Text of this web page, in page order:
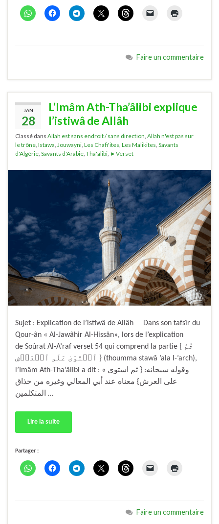
Faire un commentaire
JAN
28
L’Imâm Ath-Tha’âlibi explique
l’istiwâ de Allâh
Classé dans Allah est sans endroit / sans direction Allah n'est pas sur
le trône Istawa Jouwayni Les Chafi'ites Les Malikites Savants
d'Algérie Savants d'Arabie Tha'alibi ►Verset
Sujet : Explication de l’istiwâ de Allâh Dans son tafsîr du
Qour-ân « Al-Jawâhir Al-Hissân», lors de l’explication
de Soûrat Al-A’raf verset 54 qui comprend la partie { ثُمَّ
ٱسۡتَوَىٰ عَلَى ٱلۡعَرۡشِ } (thoumma stawâ ’ala l-’arch),
l’Imâm Ath-Tha’âlibi a dit : « وقوله سبحانه:‏ ‏{‏ ثم استوى
على العرش‏}‏ معناه عند أبي المعالي وغيره من حذاق
المتكلمين …
Lire la suite
Partager :
Faire un commentaire